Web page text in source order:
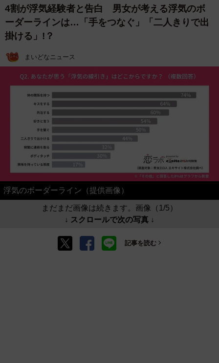
4割が浮気経験者と告白 男女が考える浮気のボ
ーダーラインは…「手をつなぐ」「二人きりで出
掛ける」!？
まいどなニュース
浮気のボーダーライン（提供画像）
まだまだ画像は続きます。画像（1/5）
↓ スクロールで次の写真 ↓
記事を読む